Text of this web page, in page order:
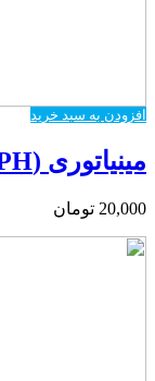
افزودن به سبد خرید
مینیاتوری (PH) 10 پین سیم دار
20,000 تومان